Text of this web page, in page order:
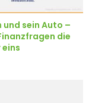
und sein Auto –
die
eins